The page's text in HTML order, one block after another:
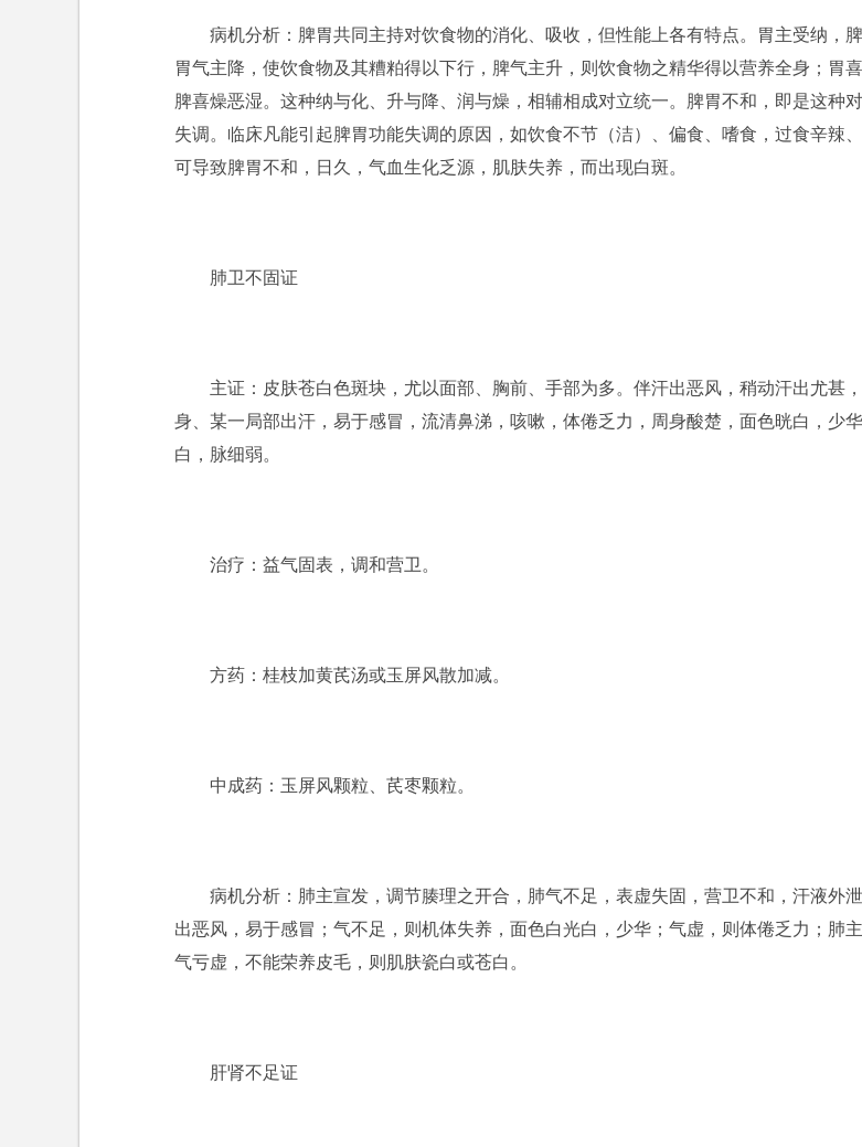
病机分析：脾胃共同主持对饮食物的消化、吸收，但性能上各有特点。胃主受纳，脾
胃气主降，使饮食物及其糟粕得以下行，脾气主升，则饮食物之精华得以营养全身；胃喜
脾喜燥恶湿。这种纳与化、升与降、润与燥，相辅相成对立统一。脾胃不和，即是这种
失调。临床凡能引起脾胃功能失调的原因，如饮食不节（洁）、偏食、嗜食，过食辛辣
可导致脾胃不和，日久，气血生化乏源，肌肤失养，而出现白斑。
肺卫不固证
主证：皮肤苍白色斑块，尤以面部、胸前、手部为多。伴汗出恶风，稍动汗出尤甚
身、某一局部出汗，易于感冒，流清鼻涕，咳嗽，体倦乏力，周身酸楚，面色晄白，少
白，脉细弱。
治疗：益气固表，调和营卫。
方药：桂枝加黄芪汤或玉屏风散加减。
中成药：玉屏风颗粒、芪枣颗粒。
病机分析：肺主宣发，调节腠理之开合，肺气不足，表虚失固，营卫不和，汗液外
出恶风，易于感冒；气不足，则机体失养，面色白光白，少华；气虚，则体倦乏力；肺
气亏虚，不能荣养皮毛，则肌肤瓷白或苍白。
肝肾不足证